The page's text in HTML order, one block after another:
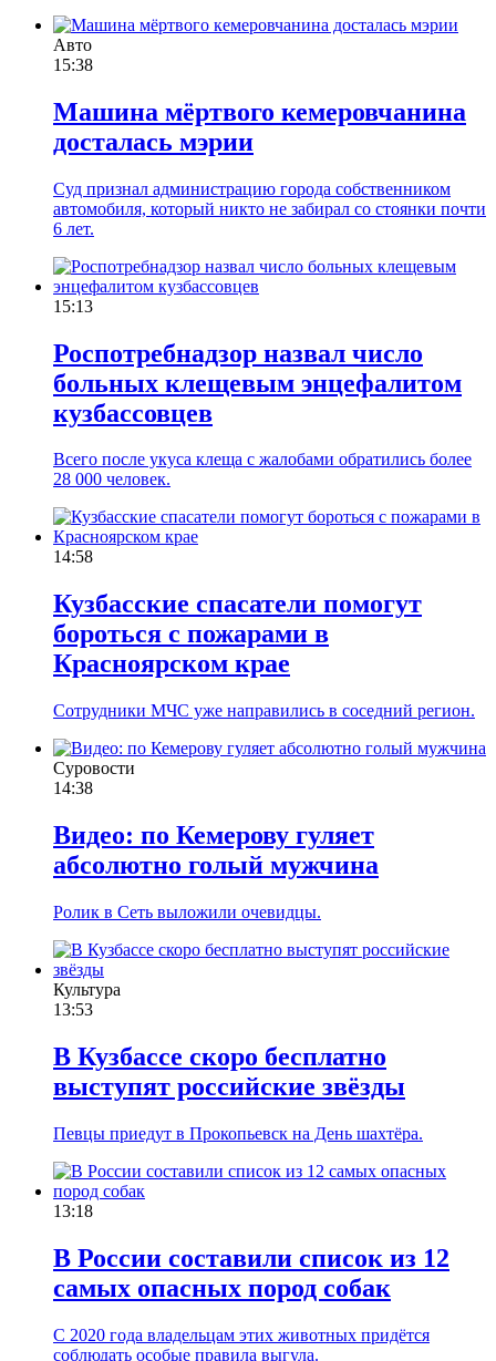
Авто
15:38
Машина мёртвого кемеровчанина
досталась мэрии
Суд признал администрацию города собственником
автомобиля, который никто не забирал со стоянки почти
6 лет.
15:13
Роспотребнадзор назвал число
больных клещевым энцефалитом
кузбассовцев
Всего после укуса клеща с жалобами обратились более
28 000 человек.
14:58
Кузбасские спасатели помогут
бороться с пожарами в
Красноярском крае
Сотрудники МЧС уже направились в соседний регион.
Суровости
14:38
Видео: по Кемерову гуляет
абсолютно голый мужчина
Ролик в Сеть выложили очевидцы.
Культура
13:53
В Кузбассе скоро бесплатно
выступят российские звёзды
Певцы приедут в Прокопьевск на День шахтёра.
13:18
В России составили список из 12
самых опасных пород собак
С 2020 года владельцам этих животных придётся
соблюдать особые правила выгула.